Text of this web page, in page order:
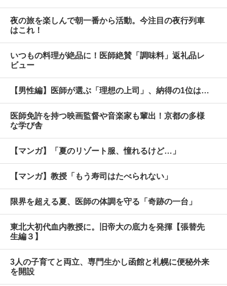
夜の旅を楽しんで朝一番から活動。今注目の夜行列車
はこれ！
いつもの料理が絶品に！医師絶賛「調味料」返礼品レ
ビュー
【男性編】医師が選ぶ「理想の上司」、納得の1位は…
医師免許を持つ映画監督や音楽家も輩出！京都の多様
な学び舎
【マンガ】「夏のリゾート服、憧れるけど…」
【マンガ】教授「もう寿司はたべられない」
限界を超える夏、医師の体調を守る「奇跡の一台」
東北大初代血内教授に。旧帝大の底力を発揮【張替先
生編３】
3人の子育てと両立、専門生かし函館と札幌に便秘外来
を開設